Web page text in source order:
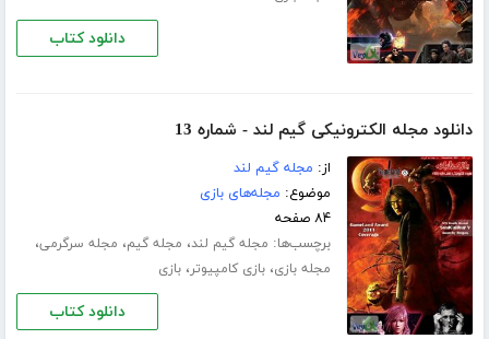
دانلود کتاب
دانلود مجله الکترونیکی گیم لند - شماره 13
از: مجله گیم لند
موضوع: مجله‌های بازی
۸۴ صفحه
برچسب‌ها: مجله گیم لند، مجله گیم، مجله سرگرمی،
مجله بازی،بازی کامپیوتر،بازی
دانلود کتاب